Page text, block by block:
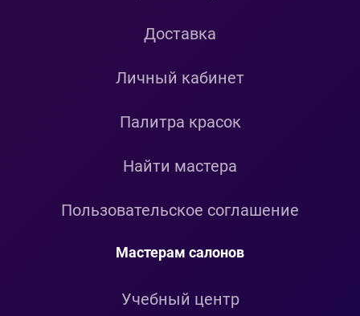
Доставка
Личный кабинет
Палитра красок
Найти мастера
Пользовательское соглашение
Мастерам салонов
Учебный центр